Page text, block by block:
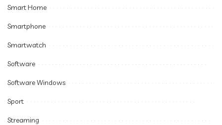
Smart Home
Smartphone
Smartwatch
Software
Software Windows
Sport
Streaming